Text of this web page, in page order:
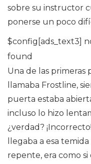
sobre su instructor
ponerse un poco
$config[ads_text3]
found
Una de las primeras
llamaba Frostline,
puerta estaba
incluso lo hizo
¿verdad?
llegaba a esa
repente, era como